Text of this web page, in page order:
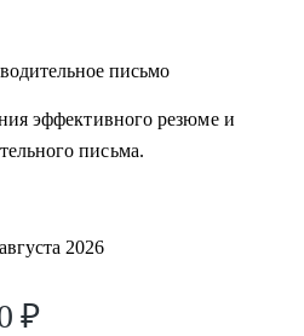
продукт, основываясь на
письмо
эффективного резюме и
письма.
2026
₽